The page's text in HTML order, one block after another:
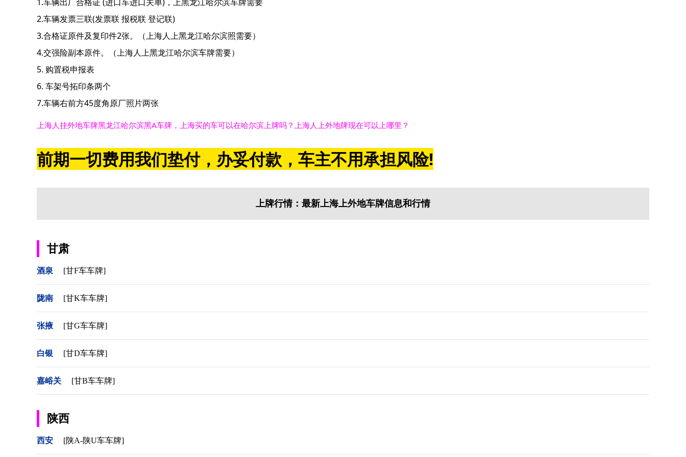
2.车辆发票三联(发票联 报税联 登记联)
3.合格证原件及复印件2张。（上海人上黑龙江哈尔滨照需要）
4.交强险副本原件。（上海人上黑龙江哈尔滨车牌需要）
5. 购置税申报表
6. 车架号拓印条两个
7.车辆右前方45度角原厂照片两张
上海人挂外地车牌黑龙江哈尔滨黑A车牌，上海买的车可以在哈尔滨上牌吗？上海人上外地牌现在可以上哪里？
前期一切费用我们垫付，办妥付款，车主不用承担风险!
上牌行情：最新上海上外地车牌信息和行情
甘肃
酒泉 [甘F车车牌]
陇南 [甘K车车牌]
张掖 [甘G车车牌]
白银 [甘D车车牌]
嘉峪关 [甘B车车牌]
陕西
西安 [陕A-陕U车车牌]